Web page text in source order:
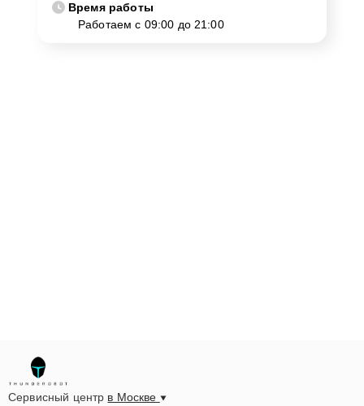
Время работы
Работаем с 09:00 до 21:00
Сервисный центр в Москве